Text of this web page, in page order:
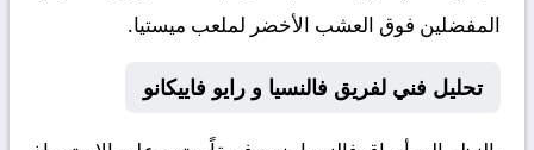
المفضلين فوق العشب الأخضر لملعب ميستيا.
تحليل فني لفريق فالنسيا و رايو فاييكانو